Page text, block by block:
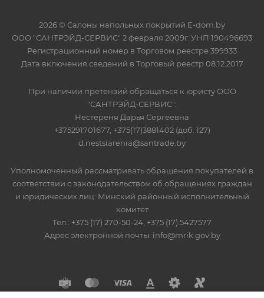
2026 © Салоны напольных покрытий E-dom.by
ООО "САНТРЭЙД-СЕРВИС" 2 февраля 2009г. УНП 190496693
Регистрационный номер в Торговом реестре 399933
Дата включения сведений в Торговый реестр 08.12.2017
При наличии претензий обращаться к юристу ООО
"САНТРЭЙД-СЕРВИС":
Нестереня Дарья Сергеевна
+375291701677, +375(17)3881402 (доб. 127)
d.nestsiarenia@santrade.by
Уполномоченный рассматривать обращения покупателей в
соответствии с законодательством об обращениях граждан
и юридических лиц: Минский районный исполнительный
комитет
Тел.: +375 (17) 270-50-24, +375 (17) 5427577
Адрес электронной почты: info@mrik.gov.by